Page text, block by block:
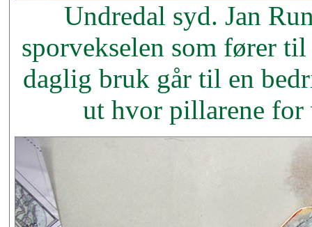
Undredal syd. Jan
sporvekselen som fører
daglig bruk går til en
ut hvor pillarene for